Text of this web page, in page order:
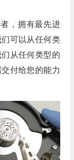
，拥有最先进
可以从任何类
从任何类型的
付给您的能力